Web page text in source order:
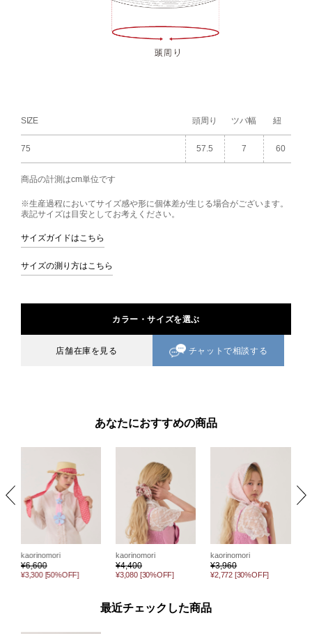
SIZE 頭周り ツバ幅 紐
75 57.5 7 60
商品の計測はcm単位です
※生産過程においてサイズ感や形に個体差が生じる場合がございます。
表記サイズは目安としてお考えください。
サイズガイドはこちら
サイズの測り方はこちら
カラー・サイズを選ぶ
店舗在庫を見る チャットで相談する
あなたにおすすめの商品
kaorinomori
¥6,600
¥3,300 [50%OFF]
kaorinomori
¥4,400
¥3,080 [30%OFF]
kaorinomori
¥3,960
¥2,772 [30%OFF]
最近チェックした商品